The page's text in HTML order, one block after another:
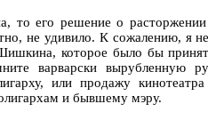
то его решение о расторжении
не удивило. К сожалению, я
которое было бы
варварски вырубленную
или продажу кинотеатра
и бывшему мэру.